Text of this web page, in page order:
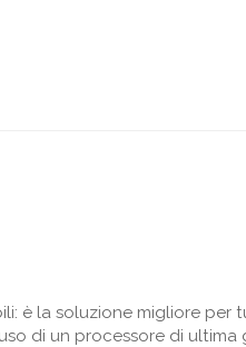
è la soluzione migliore
di un processore di